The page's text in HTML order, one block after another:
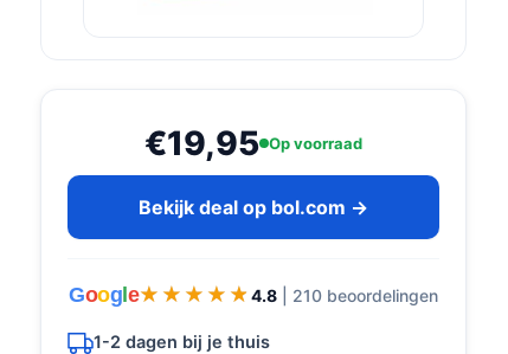
€19,95 Op voorraad
Bekijk deal op bol.com →
Goog e★★★★★
★★★★★ 4.8 | 210 beoordelingen
1-2 dagen bij je thuis